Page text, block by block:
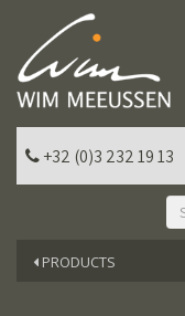
+32 (0)3 232 19 13
PRODUCTS